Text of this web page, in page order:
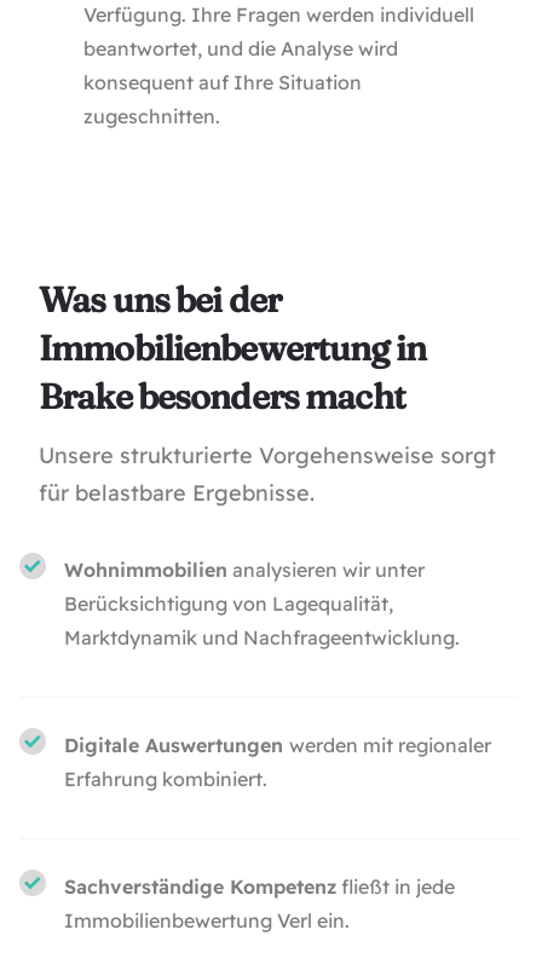
Verfügung. Ihre Fragen werden individuell
beantwortet, und die Analyse wird
konsequent auf Ihre Situation
zugeschnitten.
Was uns bei der
Immobilienbewertung in
Brake besonders macht
Unsere strukturierte Vorgehensweise sorgt
für belastbare Ergebnisse.
Wohnimmobilien analysieren wir unter
Berücksichtigung von Lagequalität,
Marktdynamik und Nachfrageentwicklung.
Digitale Auswertungen werden mit regionaler
Erfahrung kombiniert.
Sachverständige Kompetenz fließt in jede
Immobilienbewertung Verl ein.